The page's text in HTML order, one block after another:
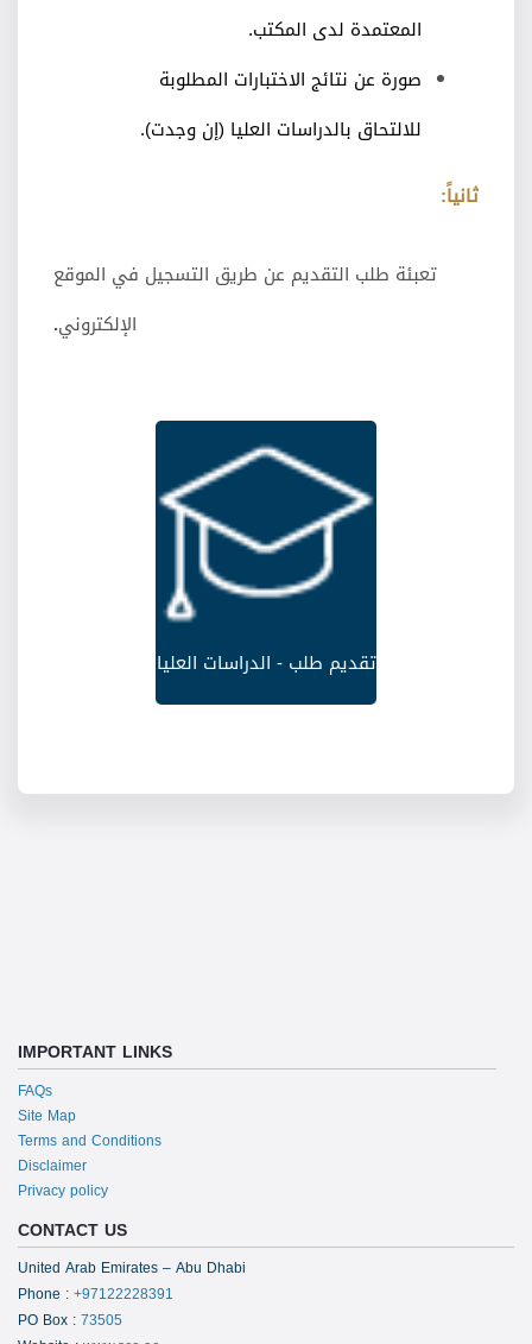
المعتمدة لدى المكتب.
صورة عن نتائج الاختبارات المطلوبة
للالتحاق بالدراسات العليا (إن وجدت).
ثانياً:
تعبئة طلب التقديم عن طريق التسجيل في الموقع
الإلكتروني.
تقديم طلب - الدراسات العليا
IMPORTANT LINKS
FAQs
Site Map
Terms and Conditions
Disclaimer
Privacy policy
CONTACT US
United Arab Emirates – Abu Dhabi
Phone : +97122228391
PO Box : 73505